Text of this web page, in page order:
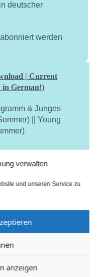
verwalten
und unseren Service zu
anzeigen
deutscher
werden
| Current
in German!)
& Junges
|| Young